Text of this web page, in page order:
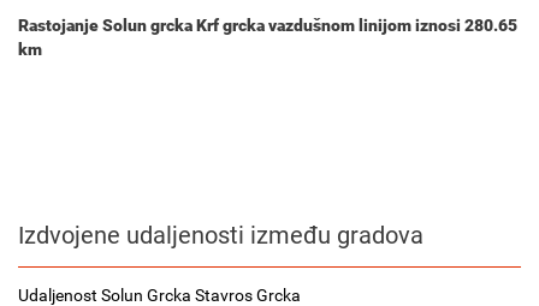
Rastojanje Solun grcka Krf grcka vazdušnom linijom iznosi 280.65
km
Izdvojene udaljenosti između gradova
Udaljenost Solun Grcka Stavros Grcka